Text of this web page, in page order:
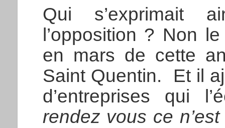
Qui s’exprimait
l’opposition ? Non
en mars de cette
Saint Quentin. Et il
d’entreprises qui
rendez vous ce